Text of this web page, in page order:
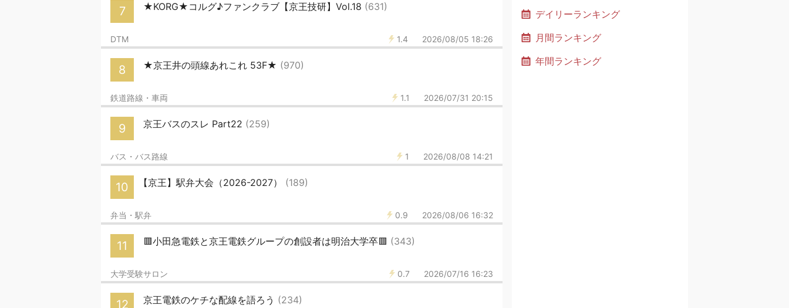
7 ★KORG★コルグ♪ファンクラブ【京王技研】Vol.18 (631)
1.4 2026/08/05 18:26
DTM
8 ★京王井の頭線あれこれ 53F★ (970)
1.1 2026/07/31 20:15
鉄道路線・車両
9 京王バスのスレ Part22 (259)
1 2026/08/08 14:21
バス・バス路線
10 【京王】駅弁大会（2026-2027） (189)
0.9 2026/08/06 16:32
弁当・駅弁
11 🟥小田急電鉄と京王電鉄グループの創設者は明治大学卒🟥 (343)
0.7 2026/07/16 16:23
大学受験サロン
12 京王電鉄のケチな配線を語ろう (234)
デイリーランキング
月間ランキング
年間ランキング